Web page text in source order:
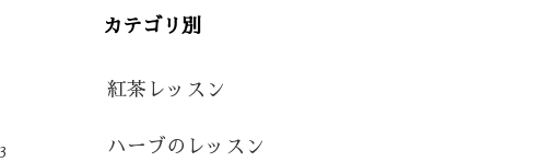
カテゴリ別
紅茶レッスン
ハーブのレッスン